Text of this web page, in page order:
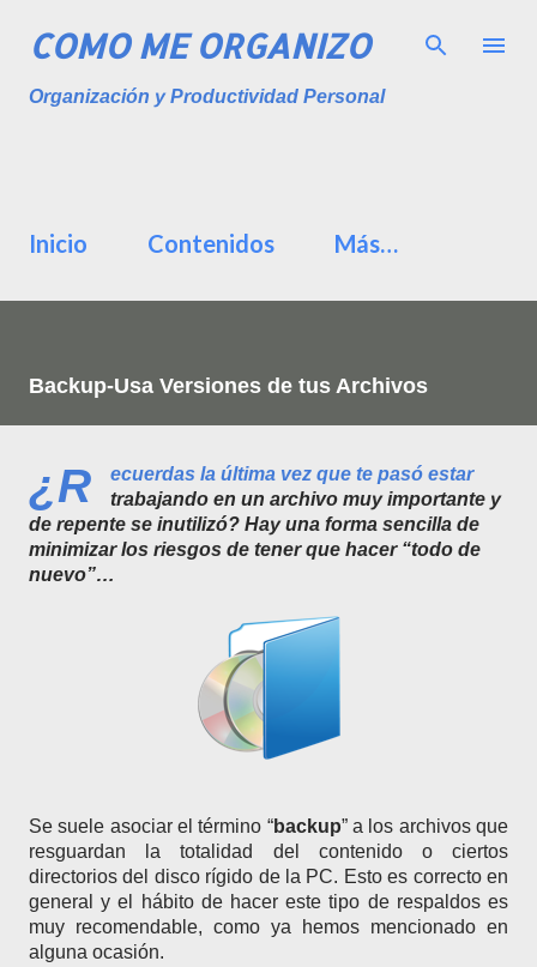
Ir al contenido principal
COMO ME ORGANIZO
Organización y Productividad Personal
Inicio Contenidos Más…
Backup-Usa Versiones de tus Archivos
¿R
ecuerdas la última vez que te pasó estar
trabajando en un archivo muy importante y
de repente se inutilizó? Hay una forma sencilla de
minimizar los riesgos de tener que hacer “todo de
nuevo”…
Se suele asociar el término “backup” a los archivos que
resguardan la totalidad del contenido o ciertos
directorios del disco rígido de la PC. Esto es correcto en
general y el hábito de hacer este tipo de respaldos es
muy recomendable, como ya hemos mencionado en
alguna ocasión.